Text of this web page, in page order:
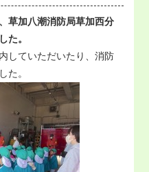
草加八潮消防局草加西分
た。
していただいたり、消防
た。